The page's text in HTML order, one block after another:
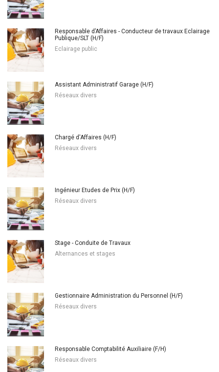
Responsable d’Affaires - Conducteur de travaux Eclairage
Publique/SLT (H/F)
Eclairage public
Assistant Administratif Garage (H/F)
Réseaux divers
Chargé d'Affaires (H/F)
Réseaux divers
Ingénieur Etudes de Prix (H/F)
Réseaux divers
Stage - Conduite de Travaux
Alternances et stages
Gestionnaire Administration du Personnel (H/F)
Réseaux divers
Responsable Comptabilité Auxiliaire (F/H)
Réseaux divers